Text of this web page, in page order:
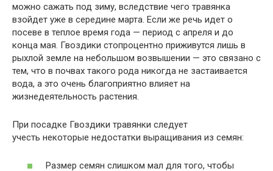
можно сажать под зиму, вследствие чего травянка
взойдет уже в середине марта. Если же речь идет о
посеве в теплое время года — период с апреля и до
конца мая. Гвоздики стопроцентно приживутся лишь в
рыхлой земле на небольшом возвышении — это связано с
тем, что в почвах такого рода никогда не застаивается
вода, а это очень благоприятно влияет на
жизнедеятельность растения.
При посадке Гвоздики травянки следует
учесть некоторые недостатки выращивания из семян:
Размер семян слишком мал для того, чтобы